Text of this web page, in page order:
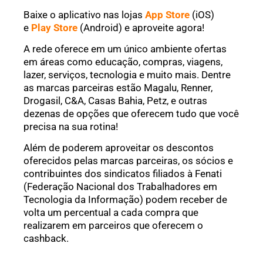
Baixe o aplicativo nas lojas App Store (iOS)
e Play Store (Android) e aproveite agora!
A rede oferece em um único ambiente ofertas
em áreas como educação, compras, viagens,
lazer, serviços, tecnologia e muito mais. Dentre
as marcas parceiras estão Magalu, Renner,
Drogasil, C&A, Casas Bahia, Petz, e outras
dezenas de opções que oferecem tudo que você
precisa na sua rotina!
Além de poderem aproveitar os descontos
oferecidos pelas marcas parceiras, os sócios e
contribuintes dos sindicatos filiados à Fenati
(Federação Nacional dos Trabalhadores em
Tecnologia da Informação) podem receber de
volta um percentual a cada compra que
realizarem em parceiros que oferecem o
cashback.